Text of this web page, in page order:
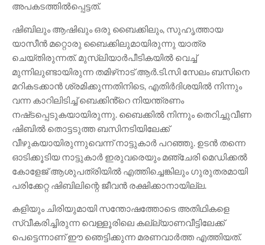
അപകടത്തിൽപ്പെട്ടത്.
ഷിബിലും ആഷിഖും ഒരു ബൈക്കിലും, സുഹൃത്തായ
യാസീൻ മറ്റൊരു ബൈക്കിലുമായിരുന്നു യാത്ര
ചെയ്തിരുന്നത്. മുസ്ലിയാർപീടികയിൽ വെച്ച്
മുന്നിലുണ്ടായിരുന്ന തമിഴ്‌നാട് ആർ.ടി.സി സേലം ബസിനെ
മറികടക്കാൻ ശ്രമിക്കുന്നതിനിടെ, എതിർദിശയിൽ നിന്നും
വന്ന കാറിലിടിച്ച് ബെക്കിൻ്റെ നിയന്ത്രണം
നഷ്‌ടപ്പെടുകയായിരുന്നു. ബൈക്കിൽ നിന്നും തെറിച്ചുവീണ
ഷിബിൽ തൊട്ടടുത്ത ബസിനടിയിലേക്ക്
വീഴുകയായിരുന്നുവെന്ന് നാട്ടുകാർ പറഞ്ഞു. ഉടൻ തന്നെ
ഓടിക്കൂടിയ നാട്ടുകാർ ഇരുവരെയും മഞ്ചേരി മെഡിക്കൽ
കോളേജ് ആശുപത്രിയിൽ എത്തിച്ചെങ്കിലും ഗുരുതരമായി
പരിക്കേറ്റ ഷിബിലിന്റെ ജീവൻ രക്ഷിക്കാനായില്ല.
കളിയും ചിരിയുമായി സന്തോഷത്തോടെ അതിഥികളെ
സ്വീകരിച്ചിരുന്ന വെള്ളൂരിലെ കല്ല്യാണവീട്ടിലേക്ക്
പെട്ടെന്നാണ് ഈ ഞെട്ടിക്കുന്ന മരണവാർത്ത എത്തിയത്.